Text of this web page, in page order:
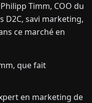
Timm, COO du
D2C, savi marketing,
ce marché en
que fait
en marketing de